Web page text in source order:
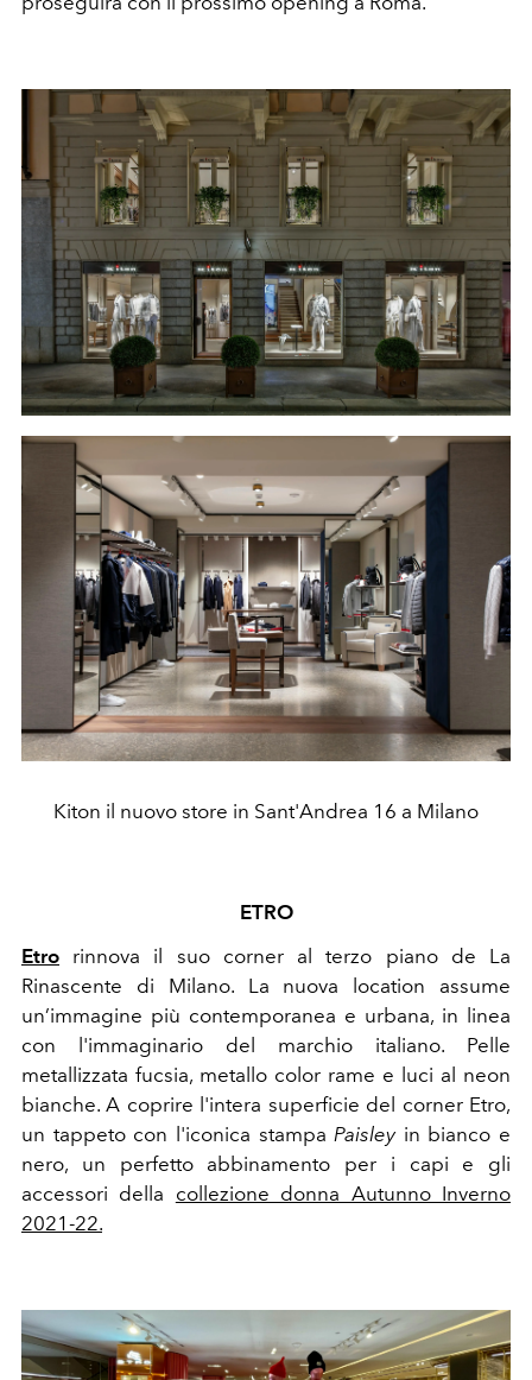
Kiton il nuovo store in Sant'Andrea 16 a Milano
ETRO
Etro rinnova il suo corner al terzo piano de La
Rinascente di Milano. La nuova location assume
un’immagine più contemporanea e urbana, in linea
con l'immaginario del marchio italiano. Pelle
metallizzata fucsia, metallo color rame e luci al neon
bianche. A coprire l'intera superficie del corner Etro,
un tappeto con l'iconica stampa Paisley in bianco e
nero, un perfetto abbinamento per i capi e gli
accessori della collezione donna Autunno Inverno
2021-22.